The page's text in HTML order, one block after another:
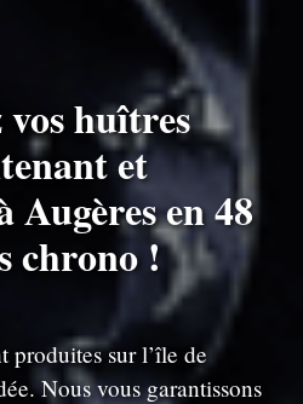
vos huîtres
et
Augères en 48
chrono !
produites sur l’île de
Nous vous garantissons